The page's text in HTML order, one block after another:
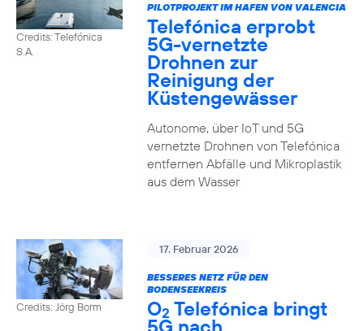
Credits: Telefónica
S.A.
PILOTPROJEKT IM HAFEN VON VALENCIA
Telefónica erprobt
5G-vernetzte
Drohnen zur
Reinigung der
Küstengewässer
Autonome, über IoT und 5G
vernetzte Drohnen von Telefónica
entfernen Abfälle und Mikroplastik
aus dem Wasser
Credits: Jörg Borm
17. Februar 2026
BESSERES NETZ FÜR DEN
BODENSEEKREIS
O2 Telefónica bringt
5G nach